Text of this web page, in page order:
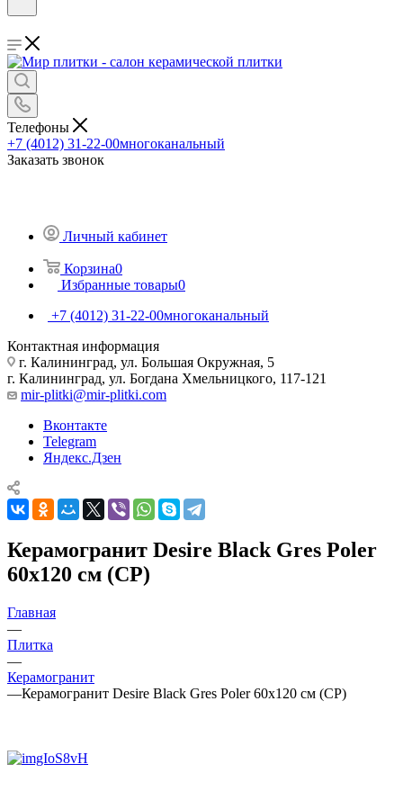
Телефоны
+7 (4012) 31-22-00многоканальный
Заказать звонок
Личный кабинет
Корзина0
Избранные товары0
+7 (4012) 31-22-00многоканальный
Контактная информация
г. Калининград, ул. Большая Окружная, 5
г. Калининград, ул. Богдана Хмельницкого, 117-121
mir-plitki@mir-plitki.com
Вконтакте
Telegram
Яндекс.Дзен
Керамогранит Desire Black Gres Poler
60x120 см (CP)
Главная
—
Плитка
—
Керамогранит
—Керамогранит Desire Black Gres Poler 60x120 см (CP)